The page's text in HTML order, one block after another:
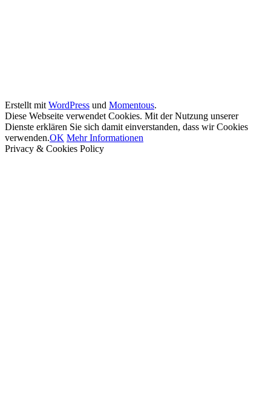
Erstellt mit WordPress und Momentous.
Diese Webseite verwendet Cookies. Mit der Nutzung unserer
Dienste erklären Sie sich damit einverstanden, dass wir Cookies
verwenden.OK Mehr Informationen
Privacy & Cookies Policy